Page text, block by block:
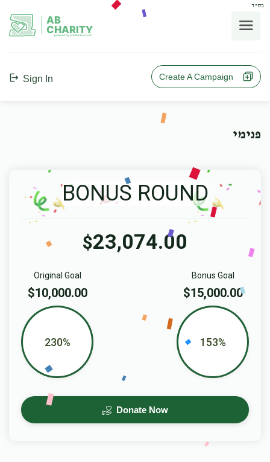
בס"ד
AB
CHARITY
powerd by ahblicklive.com
Sign In Create A Campaign
פנימי
BONUS ROUND
$23,074.00
Bonus Goal
$15,000.00
153%
Original Goal
$10,000.00
230%
Donate Now